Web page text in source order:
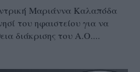
Μαριάννα Καλαπόδα
του ηφαιστείου για να
διάκρισης του Α.Ο....